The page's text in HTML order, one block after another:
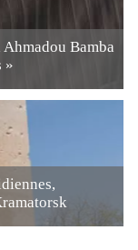
Bamba
»